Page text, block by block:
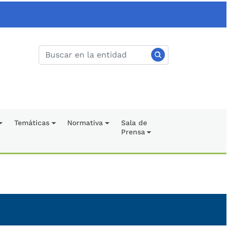
Temáticas Normativa
Sala de
Prensa